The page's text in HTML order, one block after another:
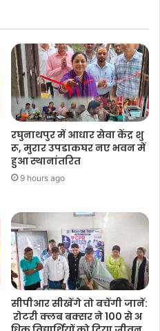
रघुनाथपुर में आधार सेवा केंद्र शु
रू, मुरार उपडाकघर नए भवन में
हुआ स्थानांतरित
9 hours ago
सीपीआर सीखेंगे तो बचेंगी जानें:
रोटरी क्लब बक्सर ने 100 से अ